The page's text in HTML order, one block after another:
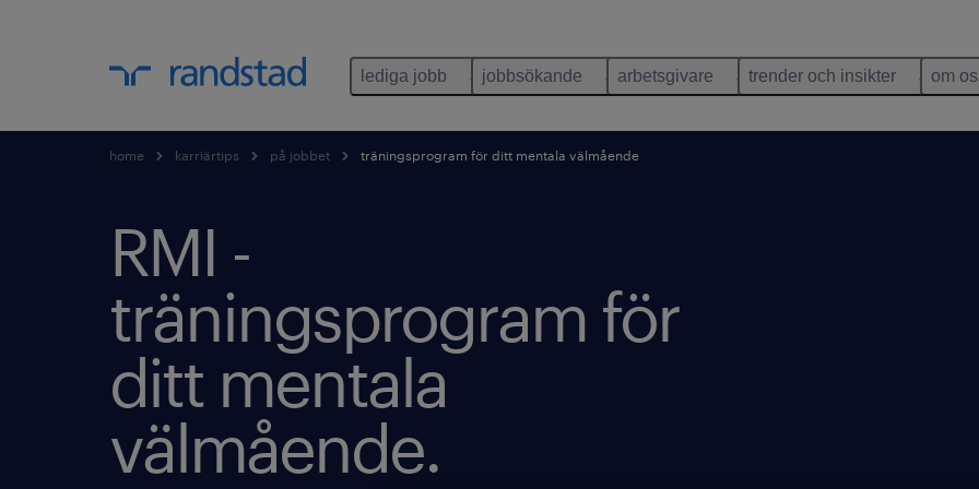
lediga jobb jobbsökande arbetsgivare trender och insikter om
home karriärtips på jobbet träningsprogram för ditt mentala välmående
RMI -
träningsprogram för
ditt mentala
välmående.